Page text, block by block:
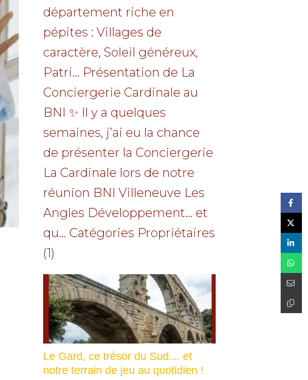
département riche en
pépites : Villages de
caractère, Soleil généreux,
Patri... Présentation de La
Conciergerie Cardinale au
BNI ✨ Il y a quelques
semaines, j’ai eu la chance
de présenter la Conciergerie
La Cardinale lors de notre
réunion BNI Villeneuve Les
Angles Développement… et
qu... Catégories Propriétaires
(1)
Le Gard, ce trésor du Sud… et
notre terrain de jeu au quotidien !